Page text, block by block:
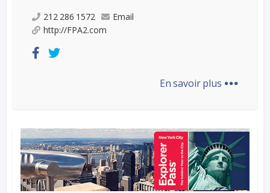
212 286 1572
Email
http://FPA2.com
En savoir plus ...